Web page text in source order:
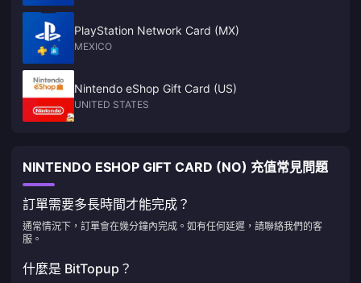
PlayStation Network Card (MX)
MEXICO
Nintendo eShop Gift Card (US)
UNITED STATES
NINTENDO ESHOP GIFT CARD (NO) 充值常見問題
訂單需要多長時間才能完成？
通常情況下，訂單會在幾分鐘內完成。如有任何延遲，請聯絡我們的客
服。
什麼是 BitTopup？